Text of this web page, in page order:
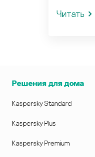
Читать
Решения для дома
Kaspersky Standard
Kaspersky Plus
Kaspersky Premium